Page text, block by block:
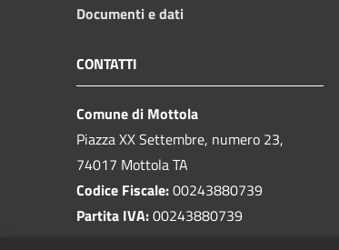
Documenti e dati
CONTATTI
Comune di Mottola
Piazza XX Settembre, numero 23,
74017 Mottola TA
Codice Fiscale:00243880739
Partita IVA:00243880739